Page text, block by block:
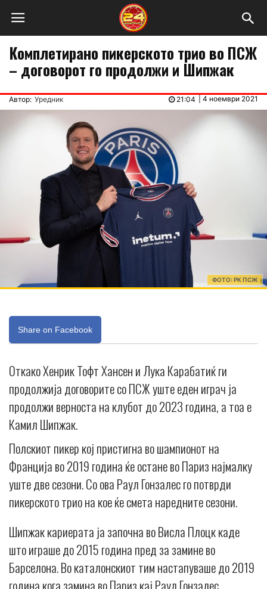
Комплетирано пикерското трио во ПСЖ
– договорот го продолжи и Шипжак
Автор: Уредник 4 ноември 2021
21:04
ФОТО: РК ПСЖ
Share on Facebook
Откако Хенрик Тофт Хансен и Лука Карабатиќ ги
продолжија договорите со ПСЖ уште еден играч ја
продолжи верноста на клубот до 2023 година, а тоа е
Камил Шипжак.
Полскиот пикер кој пристигна во шампионот на
Франција во 2019 година ќе остане во Париз најмалку
уште две сезони. Со ова Раул Гонзалес го потврди
пикерското трио на кое ќе смета наредните сезони.
Шипжак кариерата ја започна во Висла Плоцк каде
што играше до 2015 година пред за замине во
Барселона. Во каталонскиот тим настапуваше до 2019
година кога замина во Париз кај Раул Гонзалес.